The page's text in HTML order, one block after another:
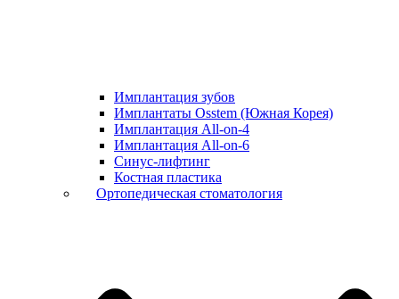
Имплантация зубов
Имплантаты Osstem (Южная Корея)
Имплантация All-on-4
Имплантация All-on-6
Синус-лифтинг
Костная пластика
Ортопедическая стоматология